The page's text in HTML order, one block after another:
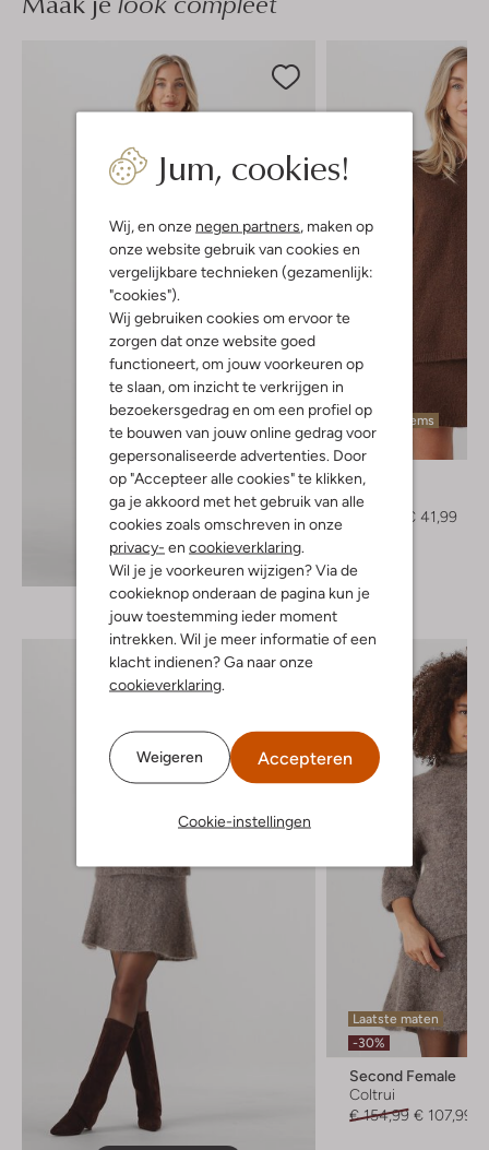
Jum, cookies!
Wij, en onze negen partners , maken op
onze website gebruik van cookies en
vergelijkbare technieken (gezamenlijk:
"cookies").
Wij gebruiken cookies om ervoor te
zorgen dat onze website goed
functioneert, om jouw voorkeuren op
te slaan, om inzicht te verkrijgen in
bezoekersgedrag en om een profiel op
te bouwen van jouw online gedrag voor
gepersonaliseerde advertenties. Door
op "Accepteer alle cookies" te klikken,
ga je akkoord met het gebruik van alle
cookies zoals omschreven in onze
privacy- en cookieverklaring
Wil je je voorkeuren wijzigen? Via de
cookieknop onderaan de pagina kun je
jouw toestemming ieder moment
intrekken. Wil je meer informatie of een
klacht indienen? Ga naar onze
cookieverklaring
Weigeren Accepteren
Cookie-instellingen
Ontdek de look
Laatste items
Edited
Trui
€ 41,99
Laatste maten
-30%
Second Female
Coltrui
€ 154,99 € 107,99